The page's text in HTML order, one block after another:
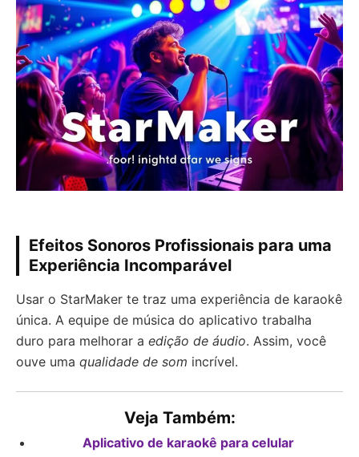
Efeitos Sonoros Profissionais para uma
Experiência Incomparável
Usar o StarMaker te traz uma experiência de karaokê
única. A equipe de música do aplicativo trabalha
duro para melhorar a edição de áudio. Assim, você
ouve uma qualidade de som incrível.
Veja Também:
Aplicativo de karaokê para celular